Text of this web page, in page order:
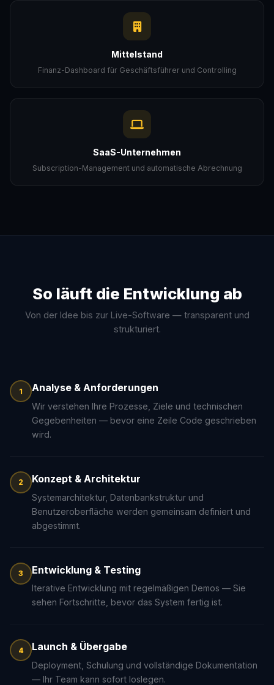
Mittelstand
Finanz-Dashboard für Geschäftsführer und Controlling
SaaS-Unternehmen
Subscription-Management und automatische Abrechnung
So läuft die Entwicklung ab
Von der Idee bis zur Live-Software — transparent und
strukturiert.
1 Analyse & Anforderungen
Wir verstehen Ihre Prozesse, Ziele und technischen
Gegebenheiten — bevor eine Zeile Code geschrieben
wird.
2 Konzept & Architektur
Systemarchitektur, Datenbankstruktur und
Benutzeroberfläche werden gemeinsam definiert und
abgestimmt.
3 Entwicklung & Testing
Iterative Entwicklung mit regelmäßigen Demos — Sie
sehen Fortschritte, bevor das System fertig ist.
4 Launch & Übergabe
Deployment, Schulung und vollständige Dokumentation
— Ihr Team kann sofort loslegen.